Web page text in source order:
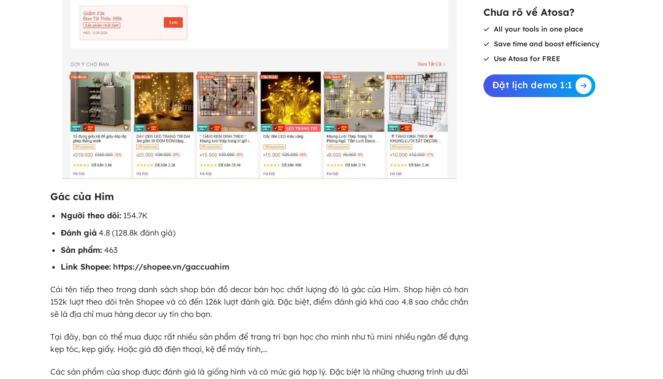
Gác của Him
Người theo dõi:154.7K
Đánh giá4.8 (128.8k đánh giá)
Sản phẩm:463
Link Shopee: https://shopee.vn/gaccuahim
Cái tên tiếp theo trong danh sách shop bán đồ decor bàn học chất lượng đó là gác của Him. Shop hiện có hơn
152k lượt theo dõi trên Shopee và có đến 126k lượt đánh giá. Đặc biệt, điểm đánh giá khá cao 4.8 sao chắc chắn
sẽ là địa chỉ mua hàng decor uy tín cho bạn.
Tại đây, bạn có thể mua được rất nhiều sản phẩm để trang trí bạn học cho mình như tủ mini nhiều ngăn để đựng
kẹp tóc, kẹp giấy. Hoặc giá đỡ điện thoại, kệ để máy tính,…
Các sản phẩm của shop được đánh giá là giống hình và có mức giá hợp lý. Đặc biệt là những chương trình ưu đãi
Chưa rõ về Atosa?
All your tools in one place
Save time and boost efficiency
Use Atosa for FREE
Đặt lịch demo 1:1